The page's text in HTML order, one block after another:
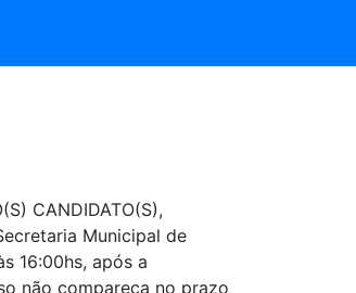
CANDIDATO(S),
Municipal de
16:00hs, após a
não compareça no prazo